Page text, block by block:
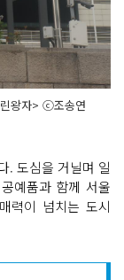
왕자> ⓒ조송연
. 도심을 거닐며 일
예품과 함께 서울
력이 넘치는 도시